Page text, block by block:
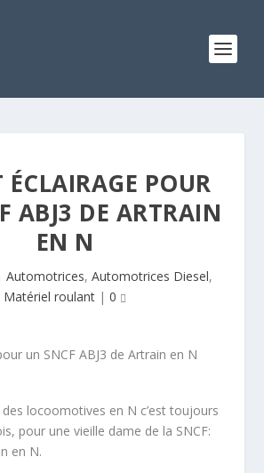
ÉCLAIRAGE POUR
ABJ3 DE ARTRAIN
EN N
Automotrices, Automotrices Diesel,
Matériel roulant | 0
locoomotives en N c’est toujours
pour une vieille dame de la SNCF:
en N.